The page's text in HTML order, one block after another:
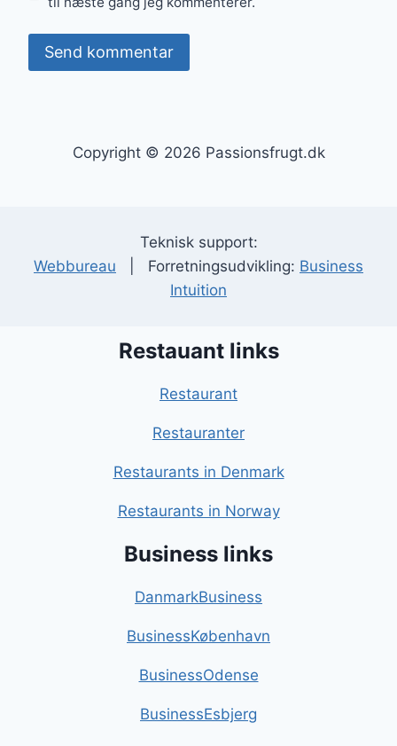
Copyright © 2026 Passionsfrugt.dk
Teknisk support:
Webbureau | Forretningsudvikling: Business
Intuition
Restauant links
Restaurant
Restauranter
Restaurants in Denmark
Restaurants in Norway
Business links
DanmarkBusiness
BusinessKøbenhavn
BusinessOdense
BusinessEsbjerg